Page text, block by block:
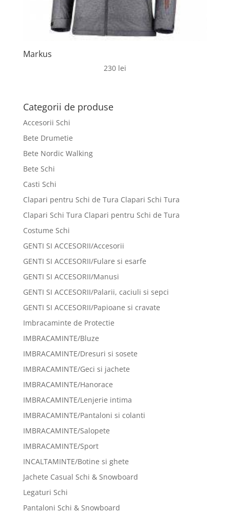
Markus
230 lei
Categorii de produse
Accesorii Schi
Bete Drumetie
Bete Nordic Walking
Bete Schi
Casti Schi
Clapari pentru Schi de Tura Clapari Schi Tura
Clapari Schi Tura Clapari pentru Schi de Tura
Costume Schi
GENTI SI ACCESORII/Accesorii
GENTI SI ACCESORII/Fulare si esarfe
GENTI SI ACCESORII/Manusi
GENTI SI ACCESORII/Palarii, caciuli si sepci
GENTI SI ACCESORII/Papioane si cravate
Imbracaminte de Protectie
IMBRACAMINTE/Bluze
IMBRACAMINTE/Dresuri si sosete
IMBRACAMINTE/Geci si jachete
IMBRACAMINTE/Hanorace
IMBRACAMINTE/Lenjerie intima
IMBRACAMINTE/Pantaloni si colanti
IMBRACAMINTE/Salopete
IMBRACAMINTE/Sport
INCALTAMINTE/Botine si ghete
Jachete Casual Schi & Snowboard
Legaturi Schi
Pantaloni Schi & Snowboard